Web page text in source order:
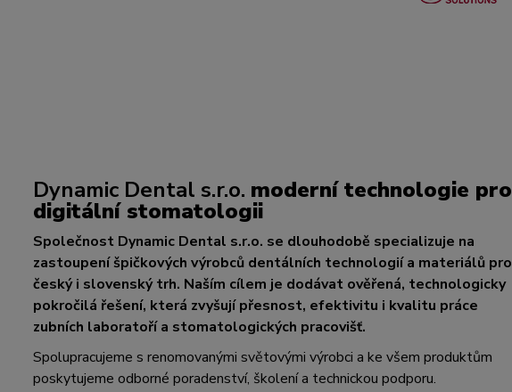
Dynamic Dental s.r.o. moderní technologie pro
digitální stomatologii
Společnost Dynamic Dental s.r.o. se dlouhodobě specializuje na
zastoupení špičkových výrobců dentálních technologií a materiálů pro
český i slovenský trh. Naším cílem je dodávat ověřená, technologicky
pokročilá řešení, která zvyšují přesnost, efektivitu i kvalitu práce
zubních laboratoří a stomatologických pracovišť.
Spolupracujeme s renomovanými světovými výrobci a ke všem produktům
poskytujeme odborné poradenství, školení a technickou podporu.